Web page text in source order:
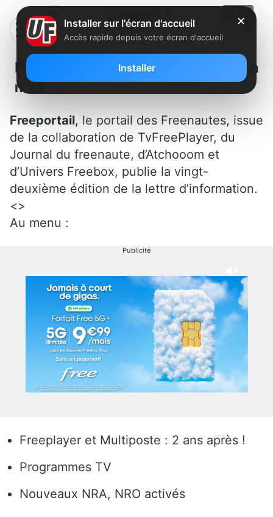
Freeportail : Lettre d’information
n°22
Freeportail, le portail des Freenautes, issue
de la collaboration de TvFreePlayer, du
Journal du freenaute, d’Atchooom et
d’Univers Freebox, publie la vingt-
deuxième édition de la lettre d’information.
<>
Au menu :
Publicité
Freeplayer et Multiposte : 2 ans après !
Programmes TV
Nouveaux NRA, NRO activés
✕
Installer sur l'écran d'accueil
Accès rapide depuis votre écran d'accueil
Installer